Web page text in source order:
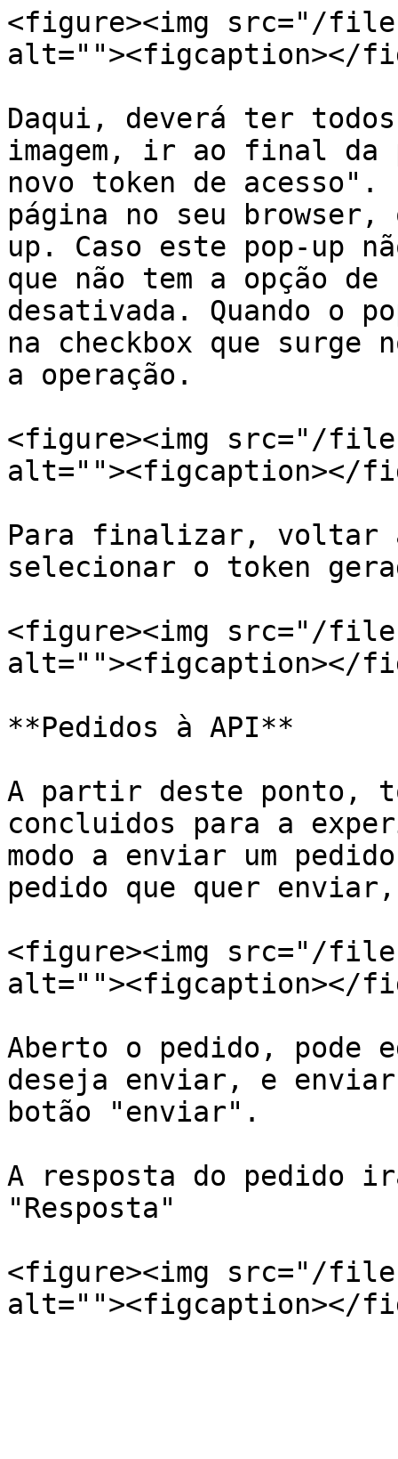
<figure><img src="/files/
alt=""><figcaption></
Daqui, deverá ter todos
imagem, ir ao final da
novo token de
página no seu
up. Caso este pop-up
que não tem a opção
desativada. Quando o
na checkbox que surge
a operação.
<figure><img src="/files/
alt=""><figcaption></
Para finalizar, voltar
selecionar o token
<figure><img src="/files/
alt=""><figcaption></
**Pedidos à API**
A partir deste ponto,
concluidos para a
modo a enviar um
pedido que quer
<figure><img src="/files/
alt=""><figcaption></
Aberto o pedido, pode
deseja enviar, e
botão "enviar".
A resposta do pedido
"Resposta"
<figure><img src="/